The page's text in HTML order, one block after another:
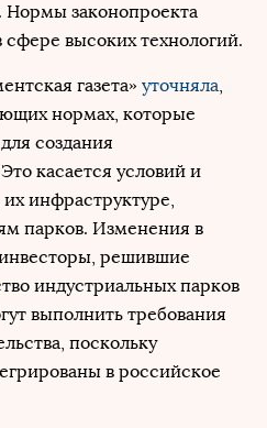
законопроекта
сфере высоких технологий.
газета» уточняла,
нормах, которые
создания
касается условий и
инфраструктуре,
парков. Изменения в
решившие
индустриальных парков
выполнить требования
поскольку
в российское